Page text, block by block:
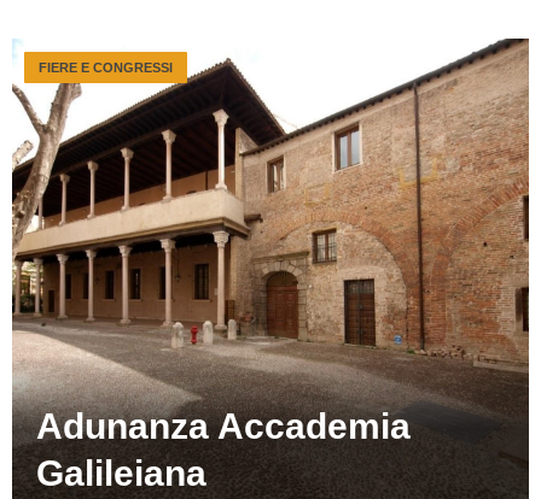
Adunanza Accademia
Galileiana
FIERE E CONGRESSI